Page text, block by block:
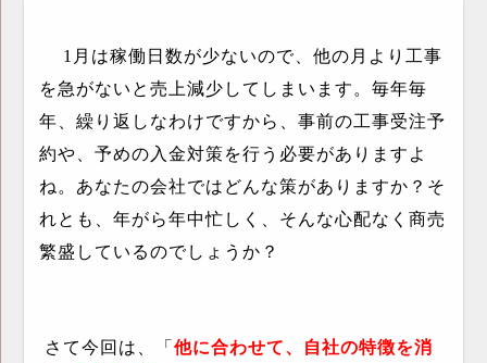
1 月は稼働日数が少ないので、他の月より工事
を急がないと売上減少してしまいます。毎年毎
年、繰り返しなわけですから、事前の工事受注予
約や、予めの入金対策を行う必要がありますよ
ね。あなたの会社ではどんな策がありますか？そ
れとも、年がら年中忙しく、そんな心配なく商売
繁盛しているのでしょうか？
さて今回は、「 他に合わせて、自社の特徴を消